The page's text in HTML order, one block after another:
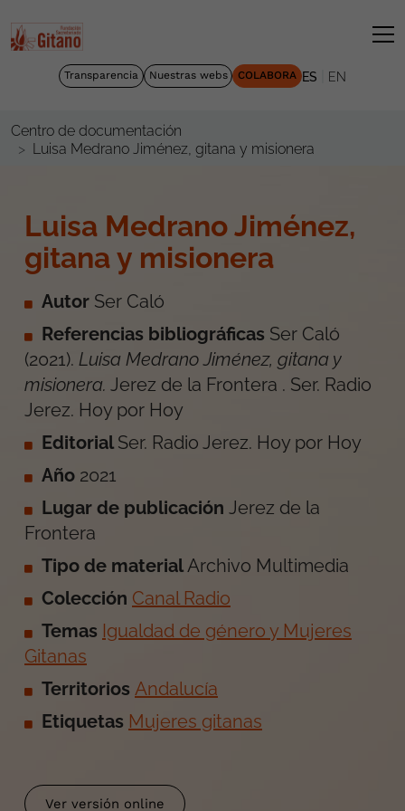
Transparencia Nuestras webs COLABORA ES EN
Centro de documentación
Luisa Medrano Jiménez, gitana y misionera
Luisa Medrano Jiménez,
gitana y misionera
Autor Ser Caló
Referencias bibliográficas Ser Caló
(2021). Luisa Medrano Jiménez, gitana y
misionera. Jerez de la Frontera . Ser. Radio
Jerez. Hoy por Hoy
Editorial Ser. Radio Jerez. Hoy por Hoy
Año 2021
Lugar de publicación Jerez de la
Frontera
Tipo de material Archivo Multimedia
Colección Canal Radio
Temas Igualdad de género y Mujeres
Gitanas
Territorios Andalucía
Etiquetas Mujeres gitanas
Ver versión online